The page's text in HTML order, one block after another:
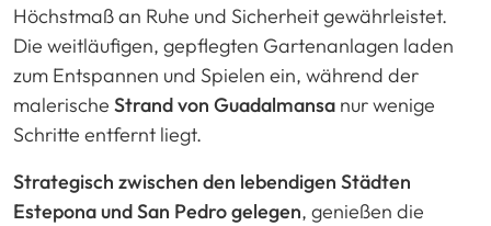
Höchstmaß an Ruhe und Sicherheit gewährleistet.
Die weitläufigen, gepflegten Gartenanlagen laden
zum Entspannen und Spielen ein, während der
malerische Strand von Guadalmansa nur wenige
Schritte entfernt liegt.
Strategisch zwischen den lebendigen Städten
Estepona und San Pedro gelegen, genießen die